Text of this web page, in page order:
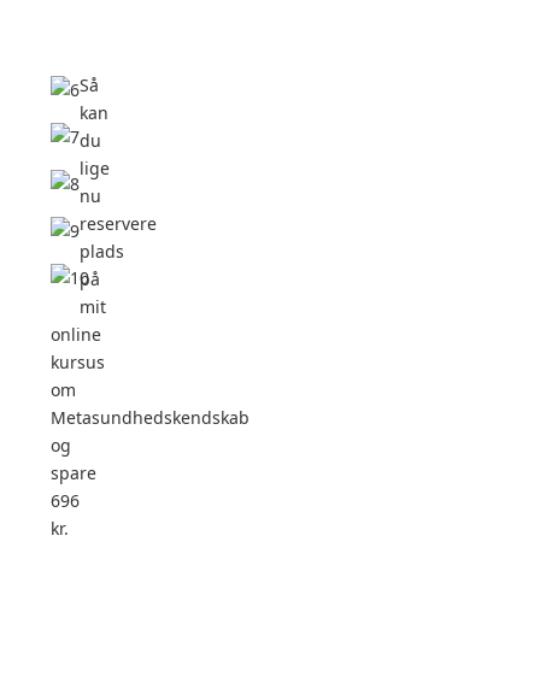
Så
kan
du
lige
nu
reservere
plads
på
mit
online
kursus
om
Metasundhedskendskab
og
spare
696
kr.